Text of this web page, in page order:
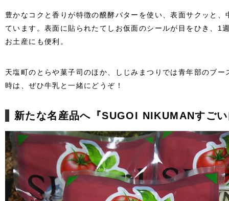
豊かなコクと香りが特徴の醗酵バターを使い、表面サクッと
ています。表面に貼られたてしお仮面のシールが目をひき、1
お土産にも便利。
天塩町のとらや菓子司のほか、しじみまつりでは青年部のブ
時は、ぜひ牛乳と一緒にどうぞ！
新たな名産品へ『SUGOI NIKUMANすご